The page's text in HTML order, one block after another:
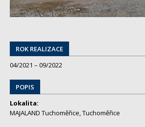
ROK REALIZACE
04/2021 – 09/2022
POPIS
Lokalita:
MAJALAND Tuchoměřice, Tuchoměřice